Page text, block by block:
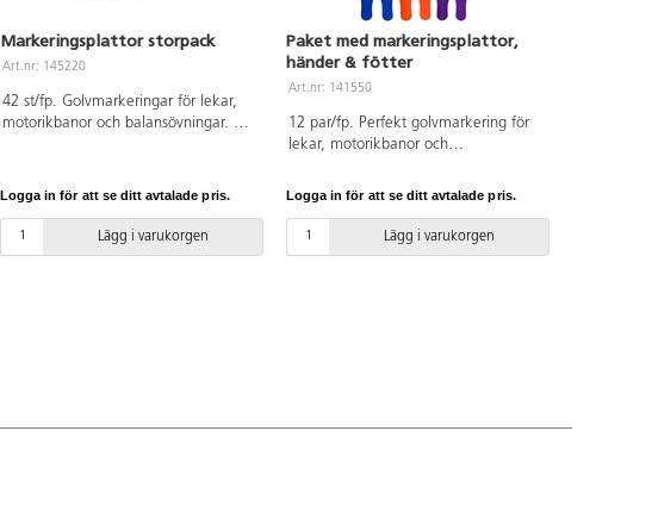
Markeringsplattor storpack
Art.nr: 145220
42 st/fp. Golvmarkeringar för lekar,
motorikbanor och balansövningar. De
kvalitet. Innehåller sex olika färger.
Logga in för att se ditt avtalade pris.
Lägg i varukorgen
Paket med markeringsplattor,
händer & fötter
Art.nr: 141550
12 par/fp. Perfekt golvmarkering för
lekar, motorikbanor och
Tillverkade i halkfritt material som
utomhus. Av TPE.
Logga in för att se ditt avtalade pris.
Lägg i varukorgen